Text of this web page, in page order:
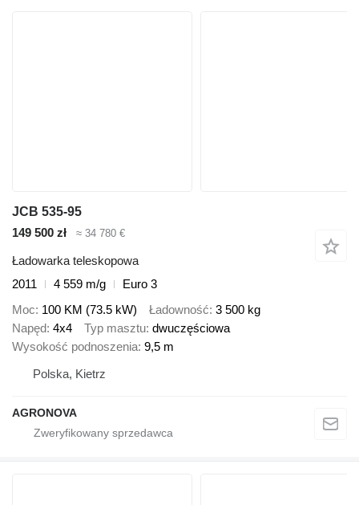
JCB 535-95
149 500 zł
≈ 34 780 €
Ładowarka teleskopowa
2011
4 559 m/g
Euro 3
Moc 100 KM (73.5 kW) Ładowność 3 500 kg
Napęd 4x4 Typ masztu dwuczęściowa
Wysokość podnoszenia 9,5 m
Polska, Kietrz
AGRONOVA